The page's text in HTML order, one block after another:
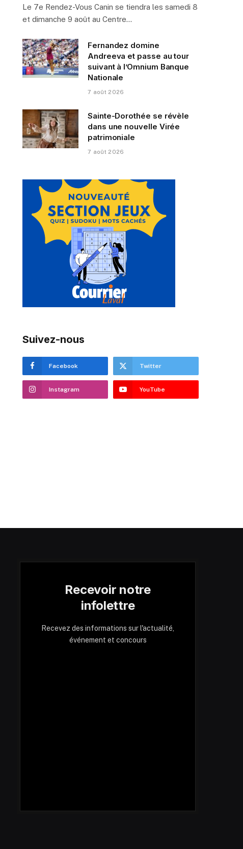
Le 7e Rendez-Vous Canin se tiendra les samedi 8
et dimanche 9 août au Centre…
Fernandez domine
Andreeva et passe au tour
suivant à l’Omnium Banque
Nationale
7 août 2026
Sainte-Dorothée se révèle
dans une nouvelle Virée
patrimoniale
7 août 2026
Suivez-nous
Facebook Twitter
Instagram YouTube
Recevoir notre
infolettre
Recevez des informations sur l'actualité,
événement et concours